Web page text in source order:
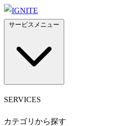
SERVICES
カテゴリから探す